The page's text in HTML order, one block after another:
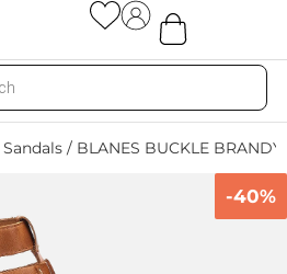
Sandals / BLANES BUCKLE BRANDY
-40%